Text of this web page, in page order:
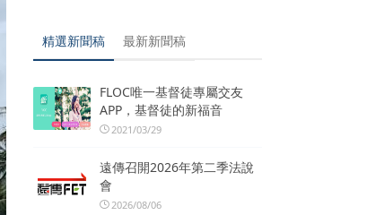
精選新聞稿 最新新聞稿
FLOC唯一基督徒專屬交友
APP，基督徒的新福音
2021/03/29
遠傳召開2026年第二季法說
會
2026/08/06